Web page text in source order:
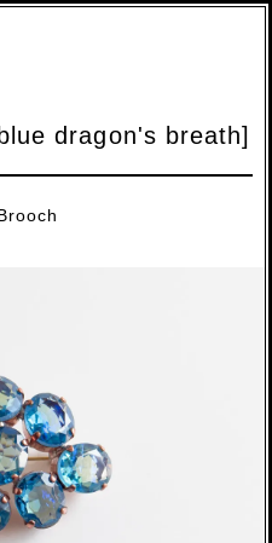
dragon's breath]